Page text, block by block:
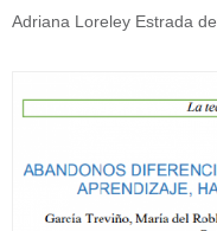
Adriana Loreley Estrada